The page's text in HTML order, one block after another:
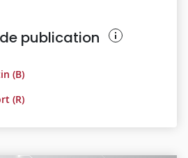
publication
(B)
(R)